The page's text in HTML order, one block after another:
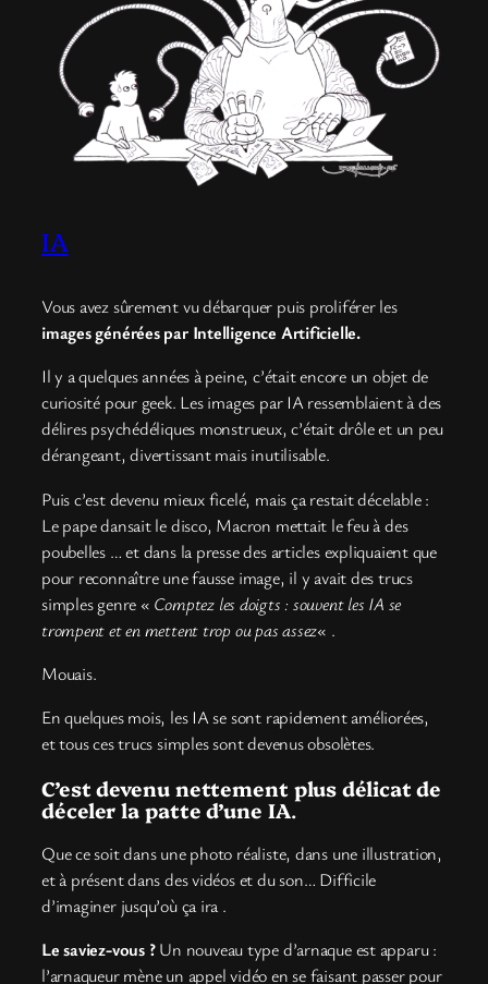
IA
Vous avez sûrement vu débarquer puis proliférer les
images générées par Intelligence Artificielle.
Il y a quelques années à peine, c’était encore un objet de
curiosité pour geek. Les images par IA ressemblaient à des
délires psychédéliques monstrueux, c’était drôle et un peu
dérangeant, divertissant mais inutilisable.
Puis c’est devenu mieux ficelé, mais ça restait décelable :
Le pape dansait le disco, Macron mettait le feu à des
poubelles … et dans la presse des articles expliquaient que
pour reconnaître une fausse image, il y avait des trucs
simples genre « Comptez les doigts : souvent les IA se
trompent et en mettent trop ou pas assez« .
Mouais.
En quelques mois, les IA se sont rapidement améliorées,
et tous ces trucs simples sont devenus obsolètes.
C’est devenu nettement plus délicat de
déceler la patte d’une IA.
Que ce soit dans une photo réaliste, dans une illustration,
et à présent dans des vidéos et du son… Difficile
d’imaginer jusqu’où ça ira .
Le saviez-vous ?Un nouveau type d’arnaque est apparu :
l’arnaqueur mène un appel vidéo en se faisant passer pour